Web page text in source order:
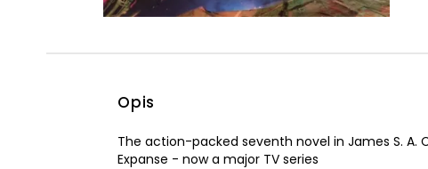
Opis
The action-packed seventh novel in James S. A.
Expanse - now a major TV series